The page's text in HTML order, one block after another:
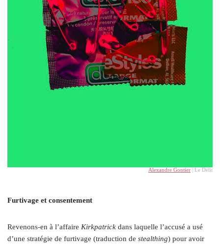
Alexandre Gontier | Le Délit
Furtivage et consentement
Revenons-en à l’affaire Kirkpatrick dans laquelle l’accusé a usé
d’une stratégie de furtivage (traduction de stealthing) pour avoir